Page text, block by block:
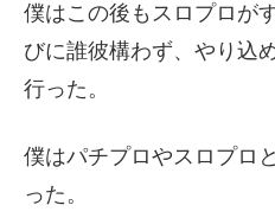
僕はこの後もスロプロが
びに誰彼構わず、やり込
行った。
僕はパチプロやスロプロ
った。